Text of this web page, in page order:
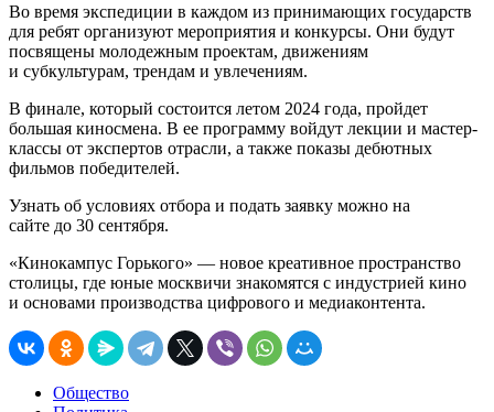
Во время экспедиции в каждом из принимающих государств
для ребят организуют мероприятия и конкурсы. Они будут
посвящены молодежным проектам, движениям
и субкультурам, трендам и увлечениям.
В финале, который состоится летом 2024 года, пройдет
большая киносмена. В ее программу войдут лекции и мастер-
классы от экспертов отрасли, а также показы дебютных
фильмов победителей.
Узнать об условиях отбора и подать заявку можно на
сайте до 30 сентября.
«Кинокампус Горького» — новое креативное пространство
столицы, где юные москвичи знакомятся с индустрией кино
и основами производства цифрового и медиаконтента.
Общество